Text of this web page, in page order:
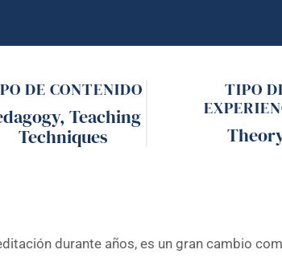
DE CONTENIDO
, Teaching
Techniques
TIPO
durante años, es un gran cambio